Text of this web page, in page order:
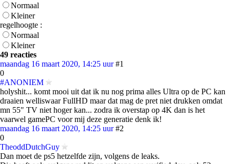
Normaal
Kleiner
regelhoogte :
Normaal
Kleiner
49 reacties
maandag 16 maart 2020, 14:25 uur #1
0
#ANONIEM
holyshit... komt mooi uit dat ik nu nog prima alles Ultra op de PC kan
draaien welliswaar FullHD maar dat mag de pret niet drukken omdat
mn 55" TV niet hoger kan... zodra ik overstap op 4K dan is het
vaarwel gamePC voor mij deze generatie denk ik!
maandag 16 maart 2020, 14:25 uur #2
0
TheoddDutchGuy
Dan moet de ps5 hetzelfde zijn, volgens de leaks.